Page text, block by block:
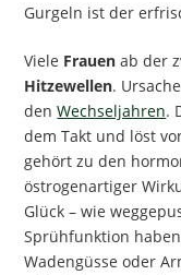
Gurgeln ist der
Viele Frauen ab der
Hitzewellen.
denWechseljahren.
dem Takt und löst
gehört zu den
östrogenartiger
Glück – wie
Sprühfunktion
Wadengüsse oder